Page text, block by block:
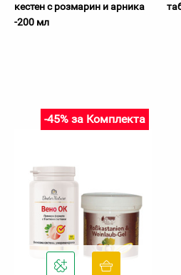
кестен с розмарин и арника
-200 мл
-45% за Комплекта